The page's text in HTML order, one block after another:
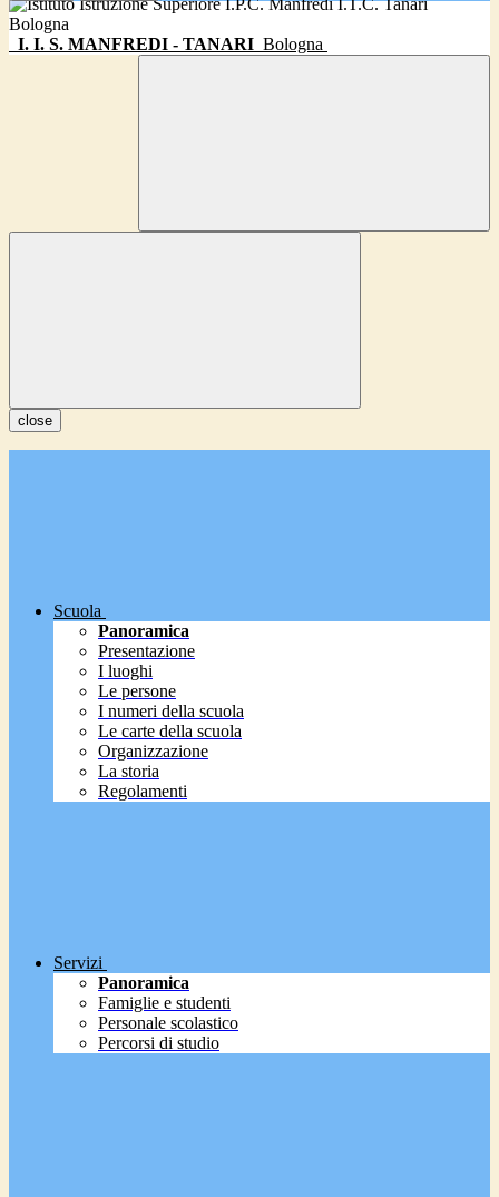
I. I. S. MANFREDI - TANARI Bologna
close
Scuola
Panoramica
Presentazione
I luoghi
Le persone
I numeri della scuola
Le carte della scuola
Organizzazione
La storia
Regolamenti
Servizi
Panoramica
Famiglie e studenti
Personale scolastico
Percorsi di studio